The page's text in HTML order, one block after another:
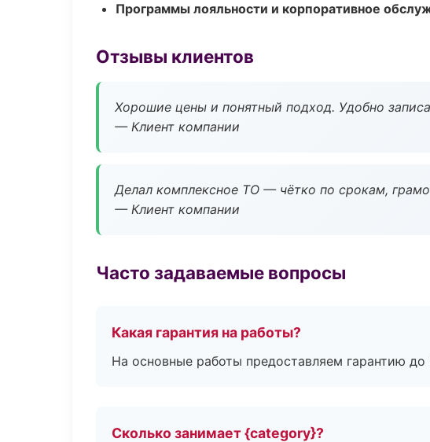
Программы лояльности и корпоративное
Отзывы клиентов
Хорошие цены и понятный подход. Удобно
— Клиент компании
Делал комплексное ТО — чётко по срокам,
— Клиент компании
Часто задаваемые вопросы
Какая гарантия на работы?
На основные работы предоставляем гарантию до
Сколько занимает {category}?